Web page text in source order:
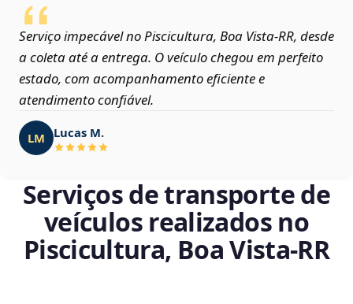
Serviço impecável no Piscicultura, Boa Vista‑RR, desde
a coleta até a entrega. O veículo chegou em perfeito
estado, com acompanhamento eficiente e
atendimento confiável.
LM Lucas M.
Serviços de transporte de
veículos realizados no
Piscicultura, Boa Vista‑RR